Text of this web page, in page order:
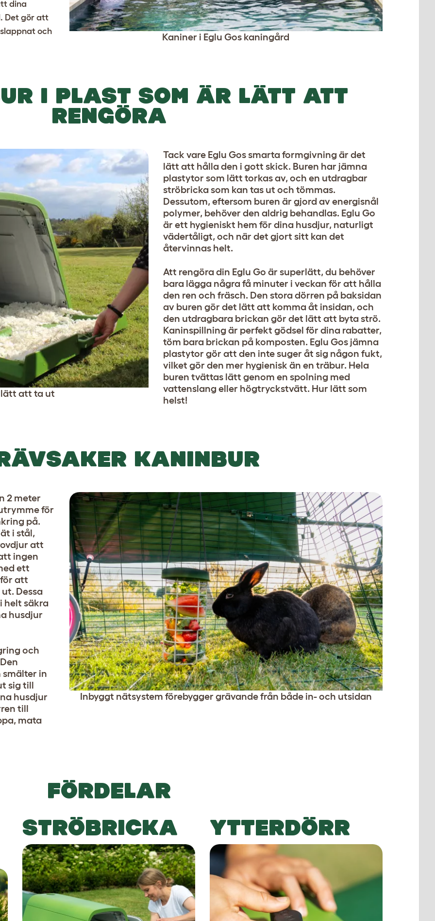
Kaniner i Eglu Gos kaningård
dina
Det gör att
och
I PLAST SOM ÄR LÄTT ATT
RENGÖRA
att ta ut
Tack vare Eglu Gos smarta formgivning är det
lätt att hålla den i gott skick. Buren har jämna
plastytor som lätt torkas av, och en utdragbar
ströbricka som kan tas ut och tömmas.
Dessutom, eftersom buren är gjord av energisnål
polymer, behöver den aldrig behandlas. Eglu Go
är ett hygieniskt hem för dina husdjur, naturligt
vädertåligt, och när det gjort sitt kan det
återvinnas helt.
Att rengöra din Eglu Go är superlätt, du behöver
bara lägga några få minuter i veckan för att hålla
den ren och fräsch. Den stora dörren på baksidan
av buren gör det lätt att komma åt insidan, och
den utdragbara brickan gör det lätt att byta strö.
Kaninspillning är perfekt gödsel för dina rabatter,
töm bara brickan på komposten. Eglu Gos jämna
plastytor gör att den inte suger åt sig någon fukt,
vilket gör den mer hygienisk än en träbur. Hela
buren tvättas lätt genom en spolning med
vattenslang eller högtryckstvätt. Hur lätt som
helst!
KANINBUR
Inbyggt nätsystem förebygger grävande från både in- och utsidan
2 meter
för
på.
i stål,
att
ingen
ett
att
Dessa
helt säkra
husdjur
och
in
sig till
husdjur
till
mata
FÖRDELAR
STRÖBRICKA YTTERDÖRR